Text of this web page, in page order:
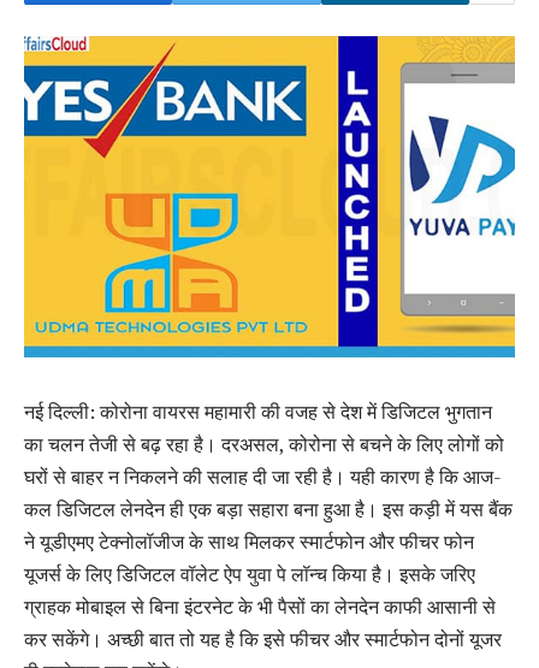
नई द‍िल्‍ली: कोरोना वायरस महामारी की वजह से देश में डिजिटल भुगतान
का चलन तेजी से बढ़ रहा है। दरअसल, कोरोना से बचने के लिए लोगों को
घरों से बाहर न निकलने की सलाह दी जा रही है। यही कारण है कि आज-
कल डिजिटल लेनदेन ही एक बड़ा सहारा बना हुआ है। इस कड़ी में यस बैंक
ने यूडीएमए टेक्नोलॉजीज के साथ मिलकर स्मार्टफोन और फीचर फोन
यूजर्स के लिए डिजिटल वॉलेट ऐप युवा पे लॉन्च किया है। इसके जरिए
ग्राहक मोबाइल से बिना इंटरनेट के भी पैसों का लेनदेन काफी आसानी से
कर सकेंगे। अच्‍छी बात तो यह है कि इसे फीचर और स्मार्टफोन दोनों यूजर